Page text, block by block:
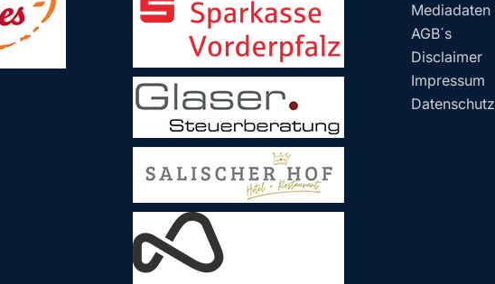
Mediadaten
AGB´s
Disclaimer
Impressum
Datenschutz